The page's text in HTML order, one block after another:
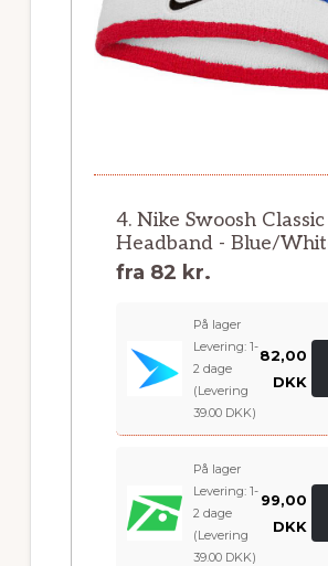
4. Nike Swoosh Classic
Headband - Blue/
fra 82 kr.
På lager
Levering: 1-
2 dage
(Levering
39.00 DKK)
82,00
DKK
På lager
Levering: 1-
2 dage
(Levering
39.00 DKK)
99,00
DKK